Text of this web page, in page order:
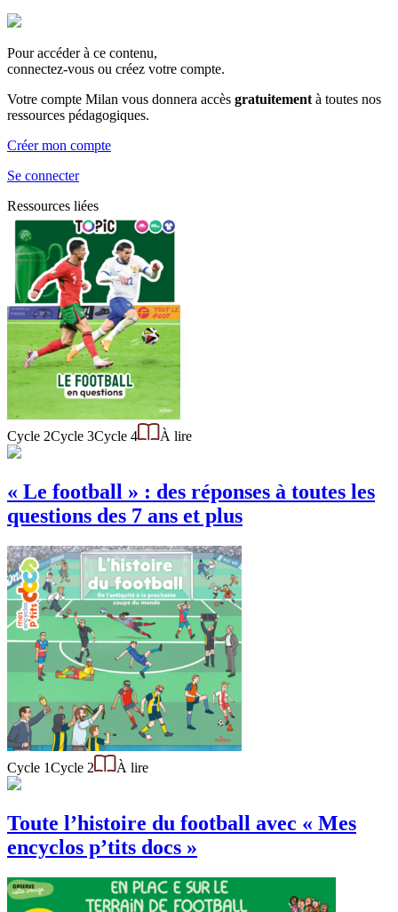
Pour accéder à ce contenu,
connectez-vous ou créez votre compte.
Votre compte Milan vous donnera accès gratuitement à toutes nos
ressources pédagogiques.
Créer mon compte
Se connecter
Ressources liées
Cycle 2Cycle 3Cycle 4 À lire
« Le football » : des réponses à toutes les
questions des 7 ans et plus
Cycle 1Cycle 2 À lire
Toute l’histoire du football avec « Mes
encyclos p’tits docs »